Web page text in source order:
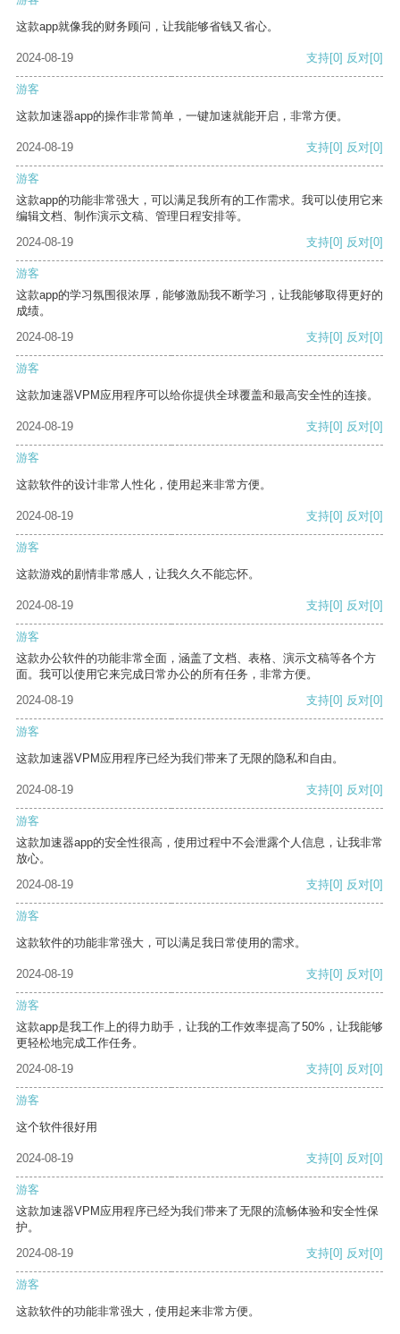
这款app就像我的财务顾问，让我能够省钱又省心。
2024-08-19 支持[0] 反对[0]
游客
这款加速器app的操作非常简单，一键加速就能开启，非常方便。
2024-08-19 支持[0] 反对[0]
游客
这款app的功能非常强大，可以满足我所有的工作需求。我可以使用它来
编辑文档、制作演示文稿、管理日程安排等。
2024-08-19
支持[0] 反对[0]
游客
这款app的学习氛围很浓厚，能够激励我不断学习，让我能够取得更好的
成绩。
2024-08-19
支持[0] 反对[0]
游客
这款加速器VPM应用程序可以给你提供全球覆盖和最高安全性的连接。
2024-08-19 支持[0] 反对[0]
游客
这款软件的设计非常人性化，使用起来非常方便。
2024-08-19 支持[0] 反对[0]
游客
这款游戏的剧情非常感人，让我久久不能忘怀。
2024-08-19 支持[0] 反对[0]
游客
这款办公软件的功能非常全面，涵盖了文档、表格、演示文稿等各个方
面。我可以使用它来完成日常办公的所有任务，非常方便。
2024-08-19
支持[0] 反对[0]
游客
这款加速器VPM应用程序已经为我们带来了无限的隐私和自由。
2024-08-19 支持[0] 反对[0]
游客
这款加速器app的安全性很高，使用过程中不会泄露个人信息，让我非常
放心。
2024-08-19
支持[0] 反对[0]
游客
这款软件的功能非常强大，可以满足我日常使用的需求。
2024-08-19 支持[0] 反对[0]
游客
这款app是我工作上的得力助手，让我的工作效率提高了50%，让我能够
更轻松地完成工作任务。
2024-08-19
支持[0] 反对[0]
游客
这个软件很好用
2024-08-19 支持[0] 反对[0]
游客
这款加速器VPM应用程序已经为我们带来了无限的流畅体验和安全性保
护。
2024-08-19
支持[0] 反对[0]
游客
这款软件的功能非常强大，使用起来非常方便。